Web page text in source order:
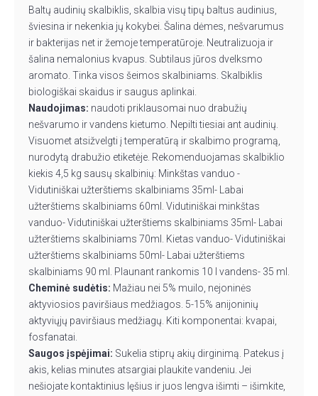
Baltų audinių skalbiklis, skalbia visų tipų baltus audinius,
šviesina ir nekenkia jų kokybei. Šalina dėmes, nešvarumus
ir bakterijas net ir žemoje temperatūroje. Neutralizuoja ir
šalina nemalonius kvapus. Subtilaus jūros dvelksmo
aromato. Tinka visos šeimos skalbiniams. Skalbiklis
biologiškai skaidus ir saugus aplinkai.
Naudojimas: naudoti priklausomai nuo drabužių
nešvarumo ir vandens kietumo. Nepilti tiesiai ant audinių.
Visuomet atsižvelgti į temperatūrą ir skalbimo programą,
nurodytą drabužio etiketėje. Rekomenduojamas skalbiklio
kiekis 4,5 kg sausų skalbinių: Minkštas vanduo -
Vidutiniškai užterštiems skalbiniams 35ml- Labai
užterštiems skalbiniams 60ml. Vidutiniškai minkštas
vanduo- Vidutiniškai užterštiems skalbiniams 35ml- Labai
užterštiems skalbiniams 70ml. Kietas vanduo- Vidutiniškai
užterštiems skalbiniams 50ml- Labai užterštiems
skalbiniams 90 ml. Plaunant rankomis 10 l vandens- 35 ml.
Cheminė sudėtis: Mažiau nei 5% muilo, nejoninės
aktyviosios paviršiaus medžiagos. 5-15% anijoninių
aktyviųjų paviršiaus medžiagų. Kiti komponentai: kvapai,
fosfanatai.
Saugos įspėjimai: Sukelia stiprų akių dirginimą. Patekus į
akis, kelias minutes atsargiai plaukite vandeniu. Jei
nešiojate kontaktinius lęšius ir juos lengva išimti – išimkite,